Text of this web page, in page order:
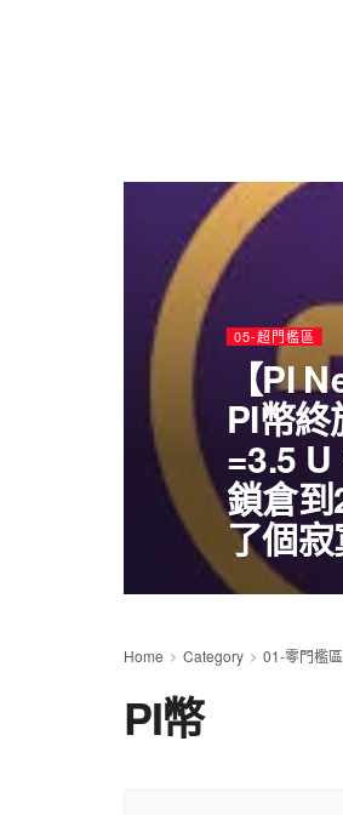
05-超門檻區
【PI
PI幣
=3.5
鎖倉
了個
Home Category 01-零門檻區
PI幣